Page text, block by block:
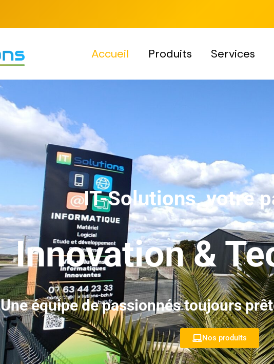
Accueil Produits Services
IT-Solutions, votre
Innovation &
Une équipe de passionnés toujours
Nos produits